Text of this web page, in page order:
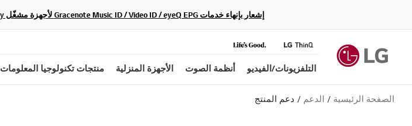
إشعار بإنهاء خدمات Gracenote Music ID / Video ID / eyeQ EPG لأجهزة مشغّل Blu-ray وأنظمة المسرح المنزلي Blu-ray، حيث لن تكون متاحة بعد الآن.
التلفزيونات/الفيديو أنظمة الصوت الأجهزة المنزلية منتجات تكنولوجيا المعلومات
الصفحة الرئيسية الدعم دعم المنتج